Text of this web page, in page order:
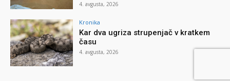
4. avgusta, 2026
Kronika
Kar dva ugriza strupenjač v kratkem
času
4. avgusta, 2026